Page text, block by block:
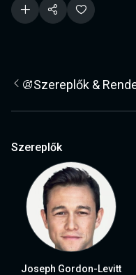
Szereplők &
Szereplők
Joseph Gordon-Levitt